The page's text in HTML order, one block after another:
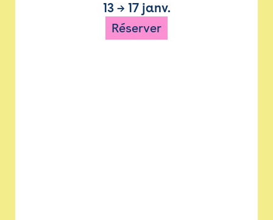
13→ 17 janv.
Réserver